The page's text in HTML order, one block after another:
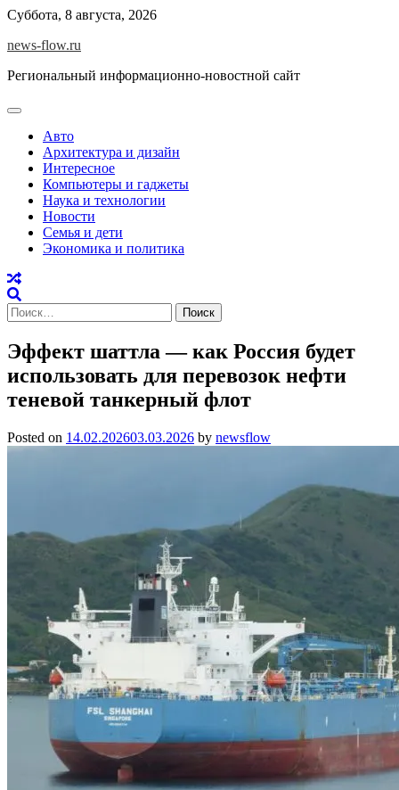
Skip
content
Суббота, 8 августа, 2026
news-flow.ru
Региональный информационно-новостной сайт
Авто
Архитектура и дизайн
Интересное
Компьютеры и гаджеты
Наука и технологии
Новости
Семья и дети
Экономика и политика
Найти:
Эффект шаттла — как Россия будет
использовать для перевозок нефти
теневой танкерный флот
Posted on 14.02.202603.03.2026 by newsflow